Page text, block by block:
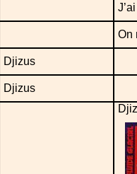
On
Djizus
Djizus